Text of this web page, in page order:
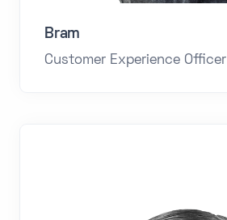
Bram
Customer Experience Officer